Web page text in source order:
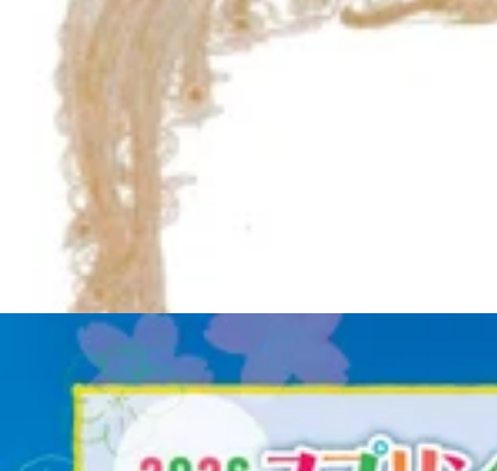
【期間限定】
11,800円(税込)
⇒1,180円OFF！！
【計120分コース】
オイルフットケアで老廃物をしっかり流し、
ボディケアで筋肉の緊張をほぐします。
最後にヘッドスパ、ネックリンパケアを行なう
ご褒美コースです。
フット40+ボディ40+ヘッドスパ20+ネックリンパ20
【通常】17,490円(税込)
【期間限定】15,800円(税込)
⇒1,690円OFF！！